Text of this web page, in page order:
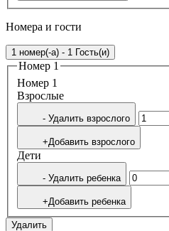
Номера и гости
1 номер(-а) - 1 Гость(и)
Номер 1
Номер 1
Bзрослые
- Удалить взрослого
+Добавить взрослого
Дети
- Удалить ребенка
+Добавить ребенка
Удалить